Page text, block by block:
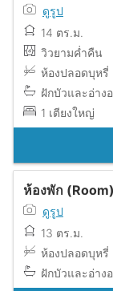
ดูรูป
14 ตร.ม.
วิวยามค่ำคืน
ห้องปลอดบุหรี่
ฝักบัวและอ่าง
1 เตียงใหญ่
ห้องพัก (Room)
ดูรูป
13 ตร.ม.
ห้องปลอดบุหรี่
ฝักบัวและอ่าง